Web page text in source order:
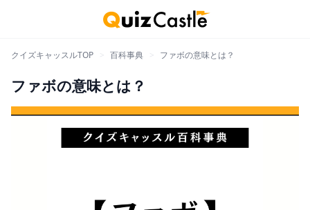
クイズキャッスルTOP 百科事典 ファボの意味とは？
ファボの意味とは？